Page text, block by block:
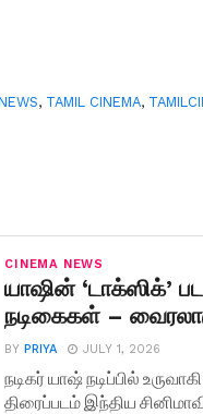
, TAMIL CINEMA,
CINEMA NEWS
யாஷின் ‘டாக்ஸிக்’
நடிகைகள் –
BYPRIYA JULY 1, 2026
நடிகர் யாஷ் நடிப்பில்
திரைப்படம் இந்திய